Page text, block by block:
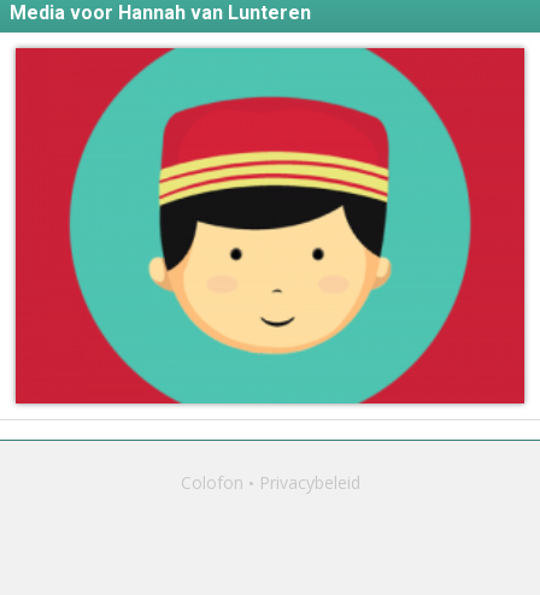
Media voor Hannah van Lunteren
Colofon Privacybeleid